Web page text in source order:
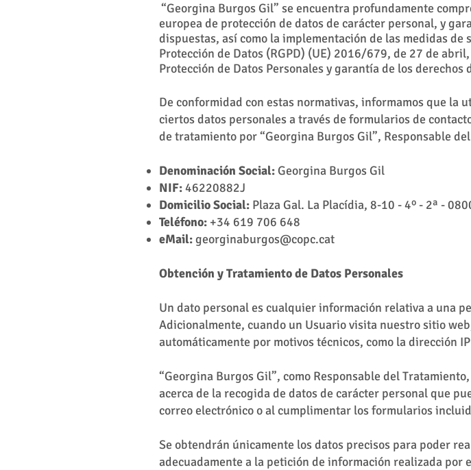
“Georgina Burgos Gil” se encuentra profundamente
europea de protección de datos de carácter personal, y
dispuestas, así como la implementación de las medidas
Protección de Datos (RGPD) (UE) 2016/679, de 27 de
Protección de Datos Personales y garantía de los derechos
De conformidad con estas normativas, informamos que
ciertos datos personales a través de formularios de
de tratamiento por “Georgina Burgos Gil”, Responsable
Denominación Social: Georgina Burgos Gil
NIF:46220882J
Domicilio Social: Plaza Gal. La Placídia, 8-10 - 4º - 2ª -
Teléfono: +34 619 706 648
eMail:georginaburgos@copc.cat
Obtención y Tratamiento de Datos Personales
Un dato personal es cualquier información relativa a una
Adicionalmente, cuando un Usuario visita nuestro sitio
automáticamente por motivos técnicos, como la dirección
“Georgina Burgos Gil”, como Responsable del
acerca de la recogida de datos de carácter personal que
correo electrónico o al cumplimentar los formularios
Se obtendrán únicamente los datos precisos para poder
adecuadamente a la petición de información realizada por